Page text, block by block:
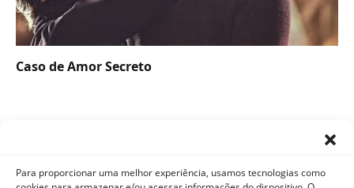
Para proporcionar uma melhor experiência, usamos tecnologias como
Caso de Amor Secreto